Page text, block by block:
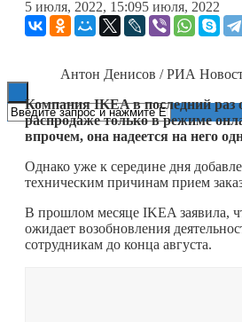
ESG
5 июля, 2022, 15:095 июля, 2022
Антон Денисов / РИА
Компания IKEA в последний раз
распродаже только в режиме
впрочем, она надеется на него
Однако уже к середине дня
техническим причинам прием
В прошлом месяце IKEA заявила,
ожидает возобновления
сотрудникам до конца августа.